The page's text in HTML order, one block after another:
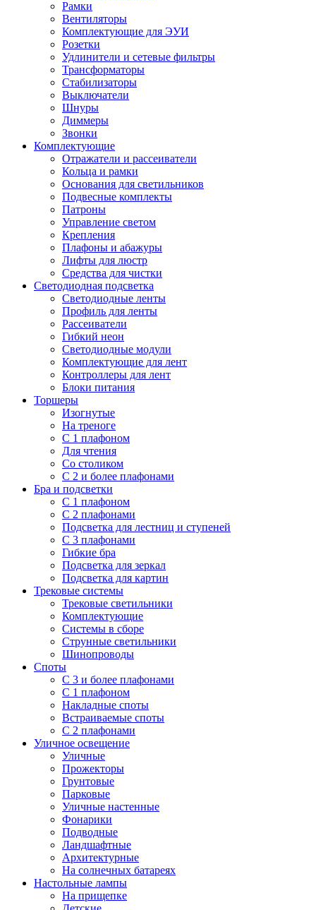
Рамки
Вентиляторы
Комплектующие для ЭУИ
Розетки
Удлинители и сетевые фильтры
Трансформаторы
Стабилизаторы
Выключатели
Шнуры
Диммеры
Звонки
Комплектующие
Отражатели и рассеиватели
Кольца и рамки
Основания для светильников
Подвесные комплекты
Патроны
Управление светом
Крепления
Плафоны и абажуры
Лифты для люстр
Средства для чистки
Светодиодная подсветка
Светодиодные ленты
Профиль для ленты
Рассеиватели
Гибкий неон
Светодиодные модули
Комплектующие для лент
Контроллеры для лент
Блоки питания
Торшеры
Изогнутые
На треноге
С 1 плафоном
Для чтения
Со столиком
С 2 и более плафонами
Бра и подсветки
С 1 плафоном
С 2 плафонами
Подсветка для лестниц и ступеней
С 3 плафонами
Гибкие бра
Подсветка для зеркал
Подсветка для картин
Трековые системы
Трековые светильники
Комплектующие
Системы в сборе
Струнные светильники
Шинопроводы
Споты
С 3 и более плафонами
С 1 плафоном
Накладные споты
Встраиваемые споты
С 2 плафонами
Уличное освещение
Уличные
Прожекторы
Грунтовые
Парковые
Уличные настенные
Фонарики
Подводные
Ландшафтные
Архитектурные
На солнечных батареях
Настольные лампы
На прищепке